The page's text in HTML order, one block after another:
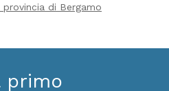
di Bergamo
primo